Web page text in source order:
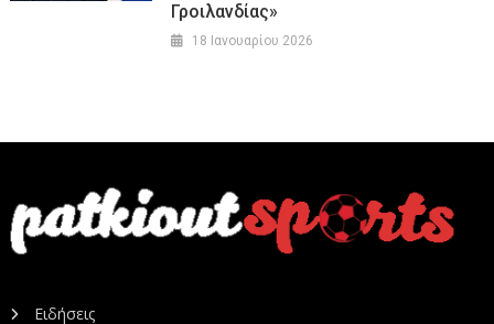
Γροιλανδίας»
18 Ιανουαρίου 2026
Ειδήσεις